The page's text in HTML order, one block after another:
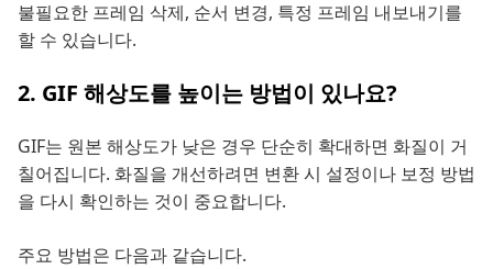
불필요한 프레임 삭제, 순서 변경, 특정 프레임 내보내기를
할 수 있습니다.
2. GIF 해상도를 높이는 방법이 있나요?
GIF는 원본 해상도가 낮은 경우 단순히 확대하면 화질이 거
칠어집니다. 화질을 개선하려면 변환 시 설정이나 보정 방법
을 다시 확인하는 것이 중요합니다.
주요 방법은 다음과 같습니다.